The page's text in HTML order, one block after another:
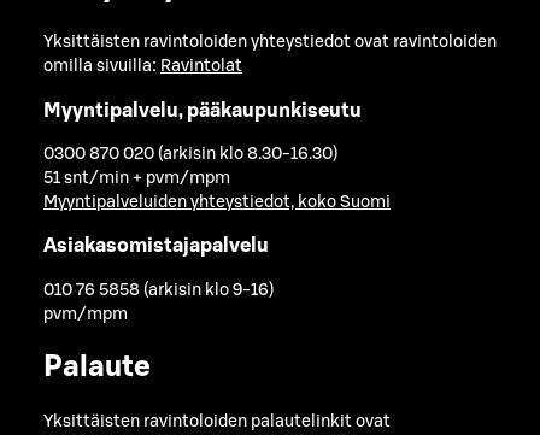
Yksittäisten ravintoloiden yhteystiedot ovat ravintoloiden
omilla sivuilla: Ravintolat
Myyntipalvelu, pääkaupunkiseutu
0300 870 020 (arkisin klo 8.30-16.30)
51 snt/min + pvm/mpm
Myyntipalveluiden yhteystiedot, koko Suomi
Asiakasomistajapalvelu
010 76 5858 (arkisin klo 9-16)
pvm/mpm
Palaute
Yksittäisten ravintoloiden palautelinkit ovat